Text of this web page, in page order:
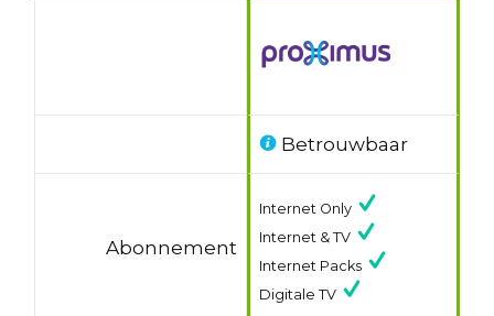
Betrouwbaar
Abonnement
Internet Only
Internet & TV
Internet Packs
Digitale TV